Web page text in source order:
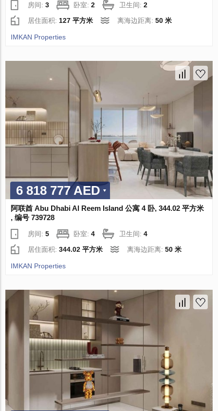
房间:3 卧室:2 卫生间:2
居住面积:127 平方米 离海边距离:50 米
IMKAN Properties
6 818 777 AED
阿联酋 Abu Dhabi Al Reem Island 公寓 4 卧, 344.02 平方米
, 编号 739728
房间:5 卧室:4 卫生间:4
居住面积:344.02 平方米 离海边距离:50 米
IMKAN Properties